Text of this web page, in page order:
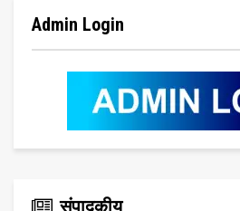
Admin Login
संपादकीय